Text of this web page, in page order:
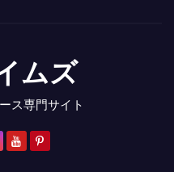
ムズ
ス専門サイト